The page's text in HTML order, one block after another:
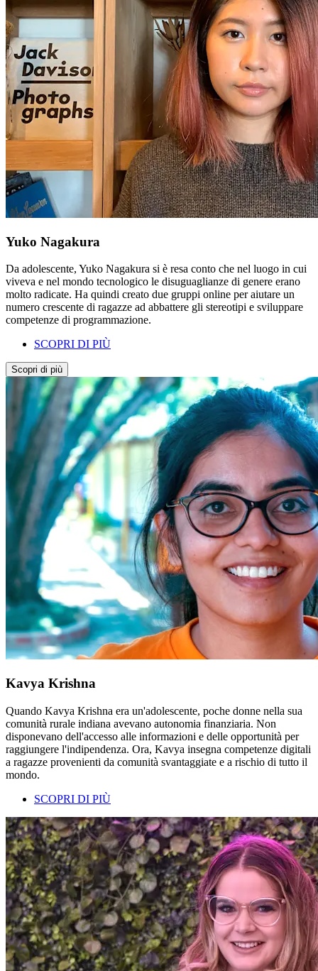
Yuko Nagakura
Da adolescente, Yuko Nagakura si è resa conto che nel luogo in cui
viveva e nel mondo tecnologico le disuguaglianze di genere erano
molto radicate. Ha quindi creato due gruppi online per aiutare un
numero crescente di ragazze ad abbattere gli stereotipi e sviluppare
competenze di programmazione.
SCOPRI DI PIÙ
Scopri di più
Kavya Krishna
Quando Kavya Krishna era un'adolescente, poche donne nella sua
comunità rurale indiana avevano autonomia finanziaria. Non
disponevano dell'accesso alle informazioni e delle opportunità per
raggiungere l'indipendenza. Ora, Kavya insegna competenze digitali
a ragazze provenienti da comunità svantaggiate e a rischio di tutto il
mondo.
SCOPRI DI PIÙ